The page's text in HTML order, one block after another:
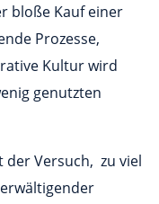
bloße Kauf einer
Prozesse,
Kultur wird
genutzten
Versuch, zu viel